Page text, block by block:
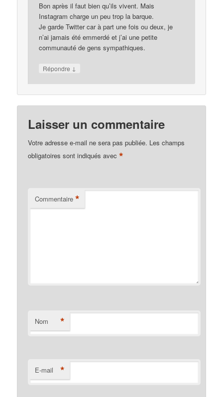
Bon après il faut bien qu’ils vivent. Mais
Instagram charge un peu trop la barque.
Je garde Twitter car à part une fois ou deux, je
n’ai jamais été emmerdé et j’ai une petite
communauté de gens sympathiques.
Répondre ↓
Laisser un commentaire
Votre adresse e-mail ne sera pas publiée. Les champs
obligatoires sont indiqués avec*
Commentaire *
Nom *
E-mail *